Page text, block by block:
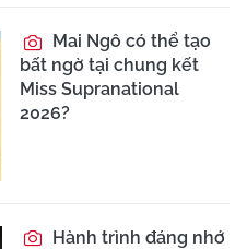
Mai Ngô có thể tạo
bất ngờ tại chung kết
Miss Supranational
2026?
Hành trình đáng nhớ